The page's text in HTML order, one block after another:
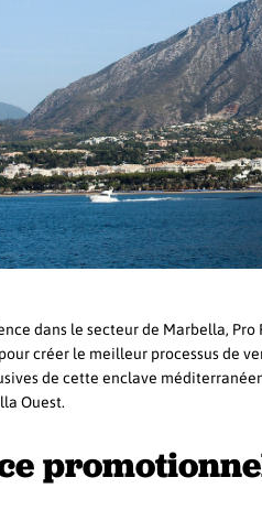
dans le secteur de Marbella,
créer le meilleur processus de
de cette enclave
Ouest.